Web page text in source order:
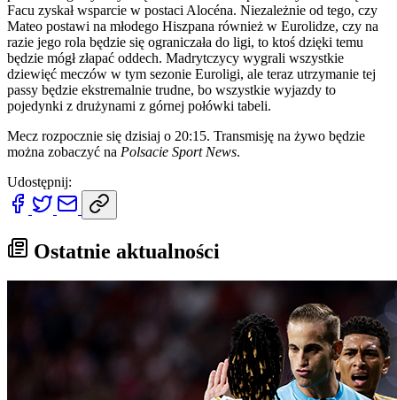
Facu zyskał wsparcie w postaci Alocéna. Niezależnie od tego, czy
Mateo postawi na młodego Hiszpana również w Eurolidze, czy na
razie jego rola będzie się ograniczała do ligi, to ktoś dzięki temu
będzie mógł złapać oddech. Madrytczycy wygrali wszystkie
dziewięć meczów w tym sezonie Euroligi, ale teraz utrzymanie tej
passy będzie ekstremalnie trudne, bo wszystkie wyjazdy to
pojedynki z drużynami z górnej połówki tabeli.
Mecz rozpocznie się dzisiaj o 20:15. Transmisję na żywo będzie
można zobaczyć na Polsacie Sport News.
Udostępnij:
Ostatnie aktualności